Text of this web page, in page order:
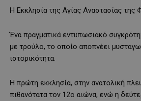
Η Εκκλησία της Αγίας Αναστασίας της
Ένα πραγματικά εντυπωσιακό
με τρούλο, το οποίο αποπνέει
ιστορικότητα.
Η πρώτη εκκλησία, στην ανατολική
πιθανότατα τον 12ο αιώνα, ενώ η